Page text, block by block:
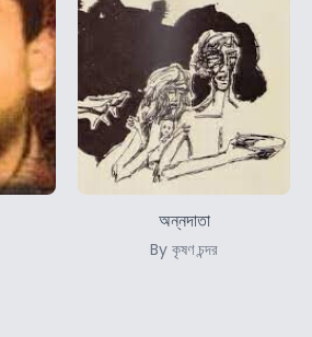
অন্নদাতা
By কৃষণ চন্দর